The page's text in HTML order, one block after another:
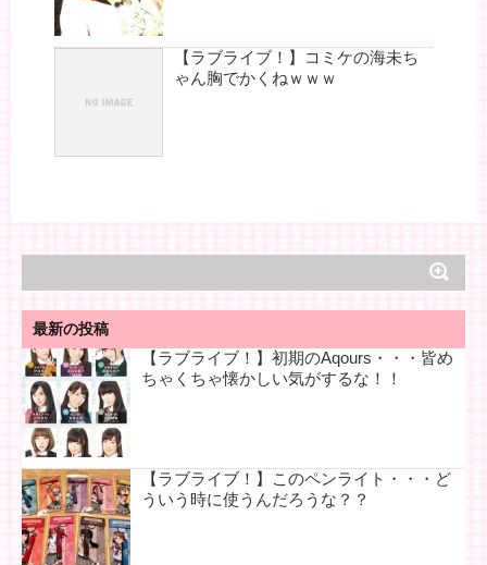
【ラブライブ！】コミケの海未ち
ゃん胸でかくねｗｗｗ
最新の投稿
【ラブライブ！】初期のAqours・・・皆め
ちゃくちゃ懐かしい気がするな！！
【ラブライブ！】このペンライト・・・ど
ういう時に使うんだろうな？？